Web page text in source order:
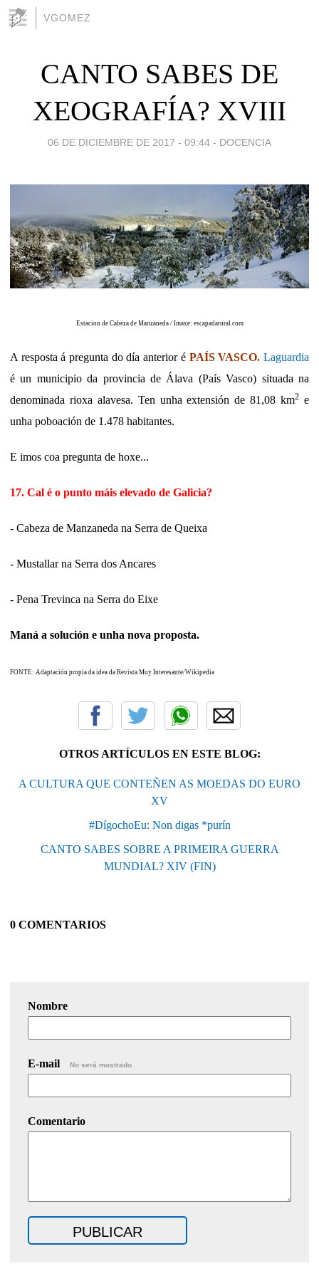
VGOMEZ
CANTO SABES DE
XEOGRAFÍA? XVIII
06 DE DICIEMBRE DE 2017 - 09:44 - DOCENCIA
Estacion de Cabeza de Manzaneda / Imaxe: escapadarural.com
A resposta á pregunta do día anterior é PAÍS VASCO. Laguardia
é un municipio da provincia de Álava (País Vasco) situada na
denominada rioxa alavesa. Ten unha extensión de 81,08 km2 e
unha poboación de 1.478 habitantes.
E imos coa pregunta de hoxe...
17. Cal é o punto máis elevado de Galicia?
- Cabeza de Manzaneda na Serra de Queixa
- Mustallar na Serra dos Ancares
- Pena Trevinca na Serra do Eixe
Maná a solución e unha nova proposta.
FONTE: Adaptación propia da idea da Revista Muy Interesante/Wikipedia
OTROS ARTÍCULOS EN ESTE BLOG:
A CULTURA QUE CONTEÑEN AS MOEDAS DO EURO
XV
#DígochoEu: Non digas *purín
CANTO SABES SOBRE A PRIMEIRA GUERRA
MUNDIAL? XIV (FIN)
0 COMENTARIOS
Nombre
E-mail No será mostrado.
Comentario